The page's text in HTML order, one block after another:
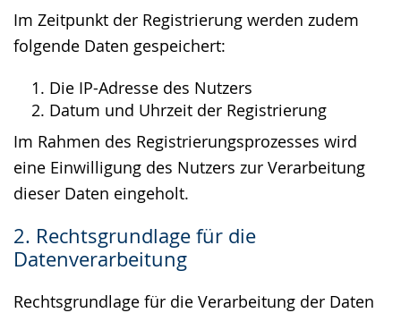
Im Zeitpunkt der Registrierung werden zudem
folgende Daten gespeichert:
Die IP-Adresse des Nutzers
Datum und Uhrzeit der Registrierung
Im Rahmen des Registrierungsprozesses wird
eine Einwilligung des Nutzers zur Verarbeitung
dieser Daten eingeholt.
2. Rechtsgrundlage für die
Datenverarbeitung
Rechtsgrundlage für die Verarbeitung der Daten